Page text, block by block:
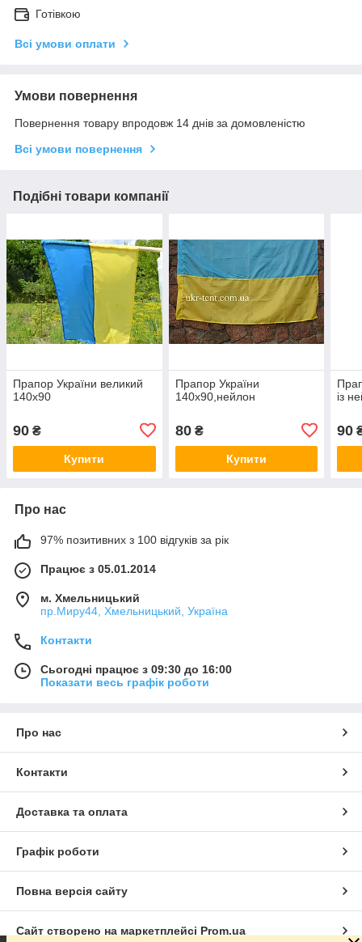
Готівкою
Всі умови оплати
Умови повернення
Повернення товару впродовж 14 днів за домовленістю
Всі умови повернення
Подібні товари компанії
Прапор України великий
140х90
90 ₴
Купити
Прапор України
140х90,нейлон
80₴
Купити
із
90
Про нас
97% позитивних з 100 відгуків за рік
Працює з 05.01.2014
м. Хмельницький
пр.Миру44, Хмельницький, Україна
Контакти
Сьогодні працює з 09:30 до 16:00
Показати весь графік роботи
Про нас
Контакти
Доставка та оплата
Графік роботи
Повна версія сайту
Сайт створено на маркетплейсі Prom.ua